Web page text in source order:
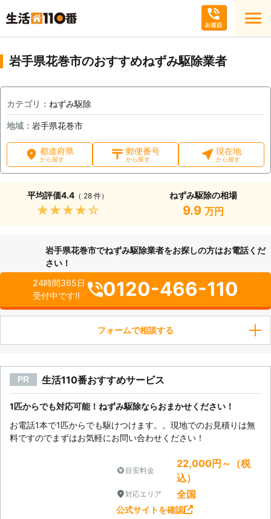
岩手県花巻市のおすすめねずみ駆除業者
カテゴリ： ねずみ駆除
地域： 岩手県花巻市
都道府県
から探す
郵便番号
から探す
現在地
から探す
平均評価4.4 （ 28 件）
★★★★★
ねずみ駆除の相場
9.9 万円
岩手県花巻市でねずみ駆除業者をお探しの方はお電話くだ
さい！
24時間365日
受付中です!!
0120-466-110
フォームで相談する
PR 生活110番おすすめサービス
1匹からでも対応可能！ねずみ駆除ならおまかせください！
お電話1本で1匹からでも駆けつけます。。現地でのお見積りは無
料ですのでまずはお気軽にお問い合わせください！
目安料金
22,000円～（税
込）
対応エリア 全国
公式サイトを確認